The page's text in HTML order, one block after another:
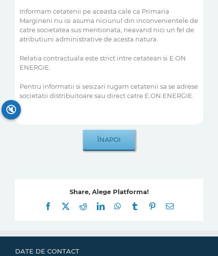
Informam cetatenii pe aceasta cale ca Primaria
Margineni nu isi asuma niciunul din inconvenientele de
catre societatea sus mentionata, neavand nici un fel de
atributiuni administrative de acesta natura.
Relatia contractuala este strict intre cetatean si E.ON
ENERGIE.
Pentru informatii si sesizari rugam cetatenii sa se adrese
societatii distribuitoare sau direct catre E.ON ENERGIE.
Share, Alege Platforma!
Facebook
RedditLinkedInWhatsApp
Tumblr Pinterest
E-
DATE DE CONTACT
🔇